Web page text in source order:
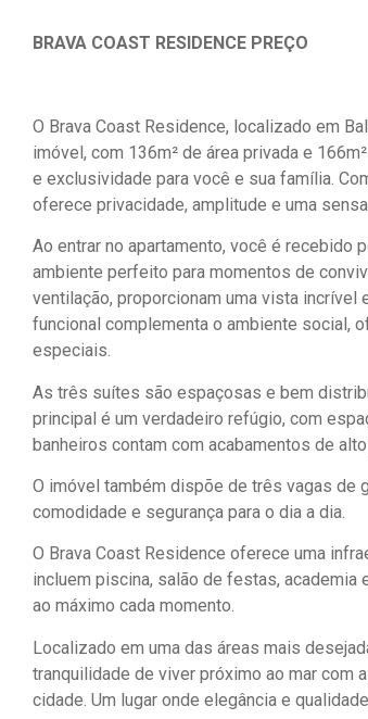
BRAVA COAST RESIDENCE PREÇO
O Brava Coast Residence, localizado em
imóvel, com 136m² de área privada e
e exclusividade para você e sua família.
oferece privacidade, amplitude e uma
Ao entrar no apartamento, você é recebido
ambiente perfeito para momentos de
ventilação, proporcionam uma vista incrível
funcional complementa o ambiente social,
especiais.
As três suítes são espaçosas e bem
principal é um verdadeiro refúgio, com
banheiros contam com acabamentos de
O imóvel também dispõe de três vagas de
comodidade e segurança para o dia a dia.
O Brava Coast Residence oferece uma
incluem piscina, salão de festas,
ao máximo cada momento.
Localizado em uma das áreas mais
tranquilidade de viver próximo ao mar
cidade. Um lugar onde elegância e